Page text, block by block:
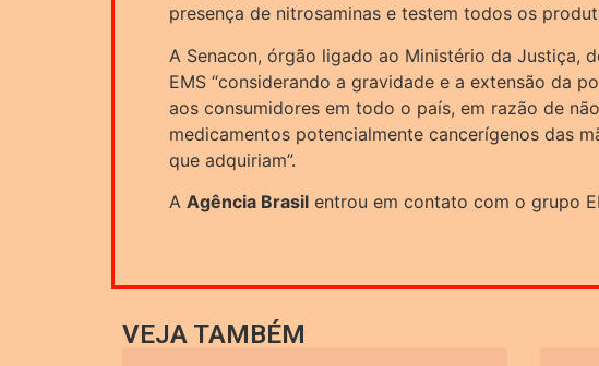
presença de nitrosaminas e testem todos os
A Senacon, órgão ligado ao Ministério da Justiça,
EMS “considerando a gravidade e a extensão da
aos consumidores em todo o país, em razão de
medicamentos potencialmente cancerígenos das
que adquiriam”.
A Agência Brasil entrou em contato com o grupo
VEJA TAMBÉM